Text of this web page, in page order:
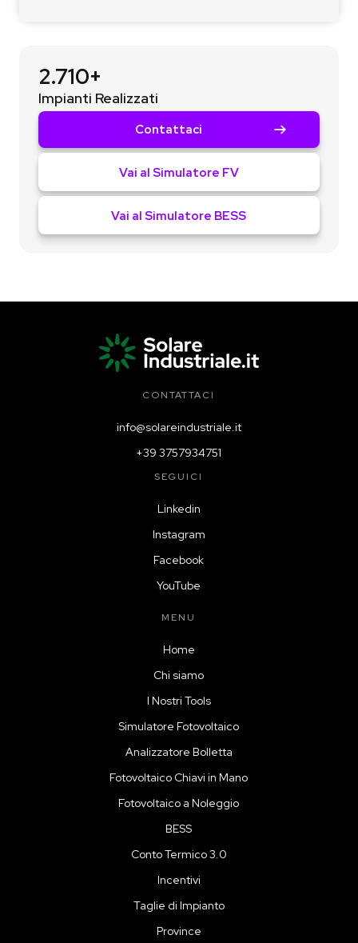
2.710+
Impianti Realizzati
Contattaci
Vai al Simulatore FV
Vai al Simulatore BESS
CONTATTACI
info@solareindustriale.it
+39 3757934751
SEGUICI
Linkedin
Instagram
Facebook
YouTube
MENU
Home
Chi siamo
I Nostri Tools
Simulatore Fotovoltaico
Analizzatore Bolletta
Fotovoltaico Chiavi in Mano
Fotovoltaico a Noleggio
BESS
Conto Termico 3.0
Incentivi
Taglie di Impianto
Province